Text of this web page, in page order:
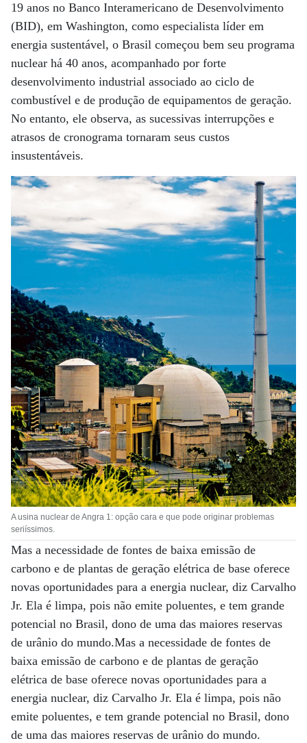
19 anos no Banco Interamericano de Desenvolvimento
(BID), em Washington, como especialista líder em
energia sustentável, o Brasil começou bem seu programa
nuclear há 40 anos, acompanhado por forte
desenvolvimento industrial associado ao ciclo de
combustível e de produção de equipamentos de geração.
No entanto, ele observa, as sucessivas interrupções e
atrasos de cronograma tornaram seus custos
insustentáveis.
A usina nuclear de Angra 1: opção cara e que pode originar problemas
seriíssimos.
Mas a necessidade de fontes de baixa emissão de
carbono e de plantas de geração elétrica de base oferece
novas oportunidades para a energia nuclear, diz Carvalho
Jr. Ela é limpa, pois não emite poluentes, e tem grande
potencial no Brasil, dono de uma das maiores reservas
de urânio do mundo.Mas a necessidade de fontes de
baixa emissão de carbono e de plantas de geração
elétrica de base oferece novas oportunidades para a
energia nuclear, diz Carvalho Jr. Ela é limpa, pois não
emite poluentes, e tem grande potencial no Brasil, dono
de uma das maiores reservas de urânio do mundo.